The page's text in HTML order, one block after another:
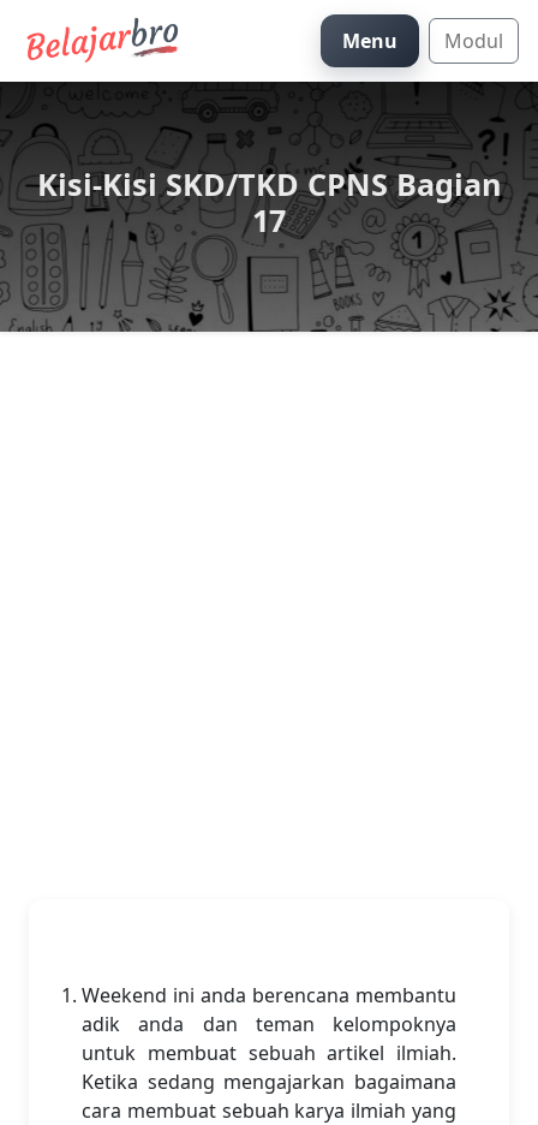
Menu Modul
Kisi-Kisi SKD/TKD CPNS Bagian
17
Weekend ini anda berencana membantu
adik anda dan teman kelompoknya
untuk membuat sebuah artikel ilmiah.
Ketika sedang mengajarkan bagaimana
cara membuat sebuah karya ilmiah yang